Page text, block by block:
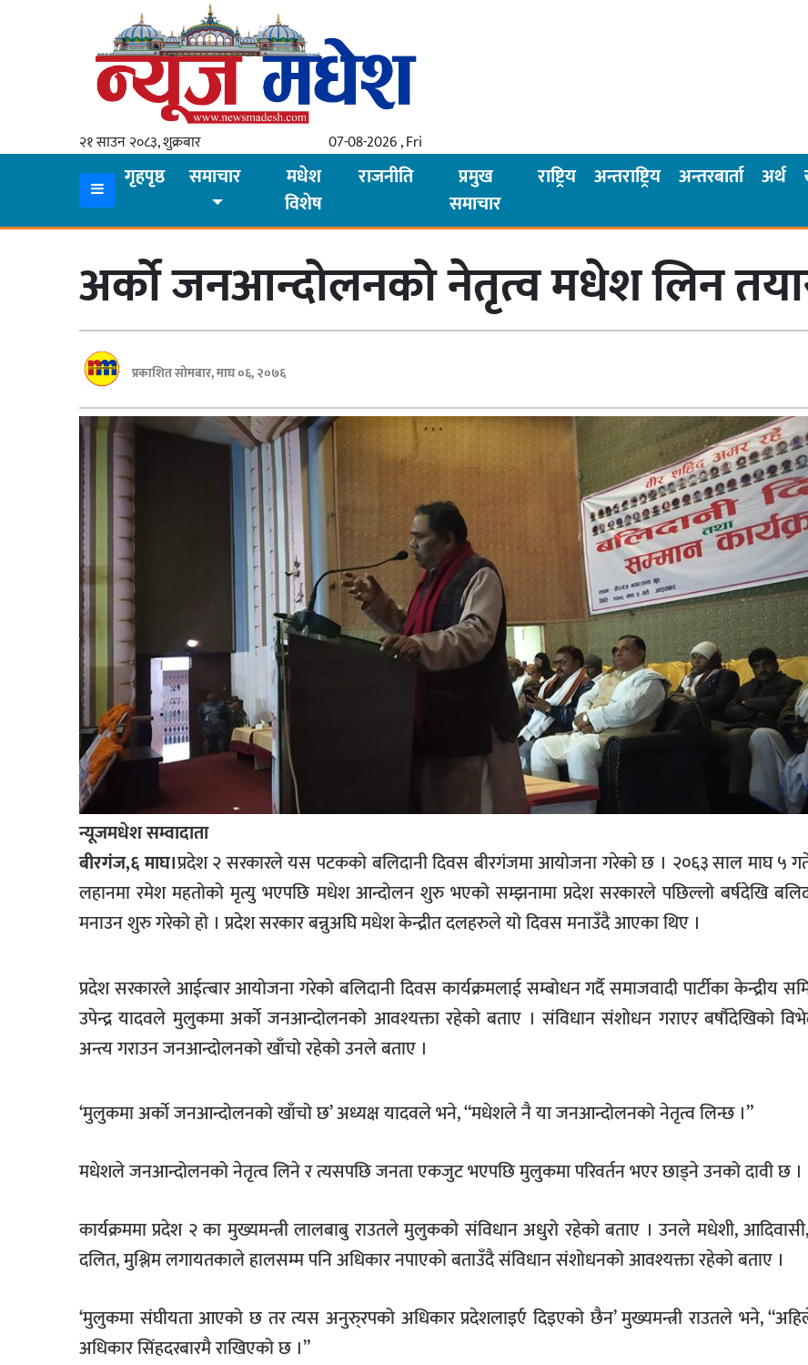
२१ साउन २०८३, शुक्रबार 07-08-2026 , Fri
गृहपृष्ठ समाचार
मधेश
विशेष
राजनीति
प्रमुख
समाचार
राष्ट्रिय अन्तराष्ट्रिय अन्तरबार्ता अर्थ
सुदूरपश्चिम
अन्तराष्ट्रिय
अन्तरबार्ता
अर्काे जनआन्दोलनको नेतृत्व मधेश लिन
प्रकाशित सोमबार, माघ ०६, २०७६
न्यूजमधेश सम्वादाता
बीरगंज,६ माघ।प्रदेश २ सरकारले यस पटकको बलिदानी दिवस बीरगंजमा आयोजना गरेको छ । २०६३ साल माघ ५
लहानमा रमेश महतोको मृत्यु भएपछि मधेश आन्दोलन शुरु भएको सम्झनामा प्रदेश सरकारले पछिल्लो बर्षदेखि
मनाउन शुरु गरेको हो । प्रदेश सरकार बन्नुअघि मधेश केन्द्रीत दलहरुले यो दिवस मनाउँदै आएका थिए ।
प्रदेश सरकारले आईत्बार आयोजना गरेको बलिदानी दिवस कार्यक्रमलाई सम्बोधन गर्दै समाजवादी पार्टीका केन्द्रीय
उपेन्द्र यादवले मुलुकमा अर्काे जनआन्दोलनको आवश्यक्ता रहेको बताए । संविधान संशोधन गराएर बर्षाैदेखिको
अन्त्य गराउन जनआन्दोलनको खाँचो रहेको उनले बताए ।
‘मुलुकमा अर्काे जनआन्दोलनको खाँचो छ’ अध्यक्ष यादवले भने, “मधेशले नै या जनआन्दोलनको नेतृत्व लिन्छ ।”
मधेशले जनआन्दोलनको नेतृत्व लिने र त्यसपछि जनता एकजुट भएपछि मुलुकमा परिवर्तन भएर छाड्ने उनको दावी छ ।
कार्यक्रममा प्रदेश २ का मुख्यमन्त्री लालबाबु राउतले मुलुकको संविधान अधुरो रहेको बताए । उनले मधेशी,
दलित, मुश्लिम लगायतकाले हालसम्म पनि अधिकार नपाएको बताउँदै संविधान संशोधनको आवश्यक्ता रहेको बताए ।
‘मुलुकमा संघीयता आएको छ तर त्यस अनुरु्रपको अधिकार प्रदेशलाइर्ए दिइएको छैन’ मुख्यमन्त्री राउतले भने,
अधिकार सिंहदरबारमै राखिएको छ ।”